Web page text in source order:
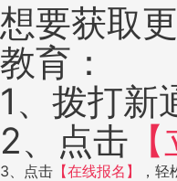
想要获取
教育：
1、拨打
2、点击
3、点击 【在线报名】 ，